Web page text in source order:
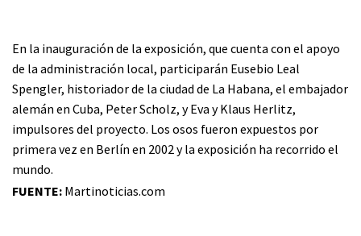
En la inauguración de la exposición, que cuenta con el apoyo
de la administración local, participarán Eusebio Leal
Spengler, historiador de la ciudad de La Habana, el embajador
alemán en Cuba, Peter Scholz, y Eva y Klaus Herlitz,
impulsores del proyecto. Los osos fueron expuestos por
primera vez en Berlín en 2002 y la exposición ha recorrido el
mundo.
FUENTE: Martinoticias.com